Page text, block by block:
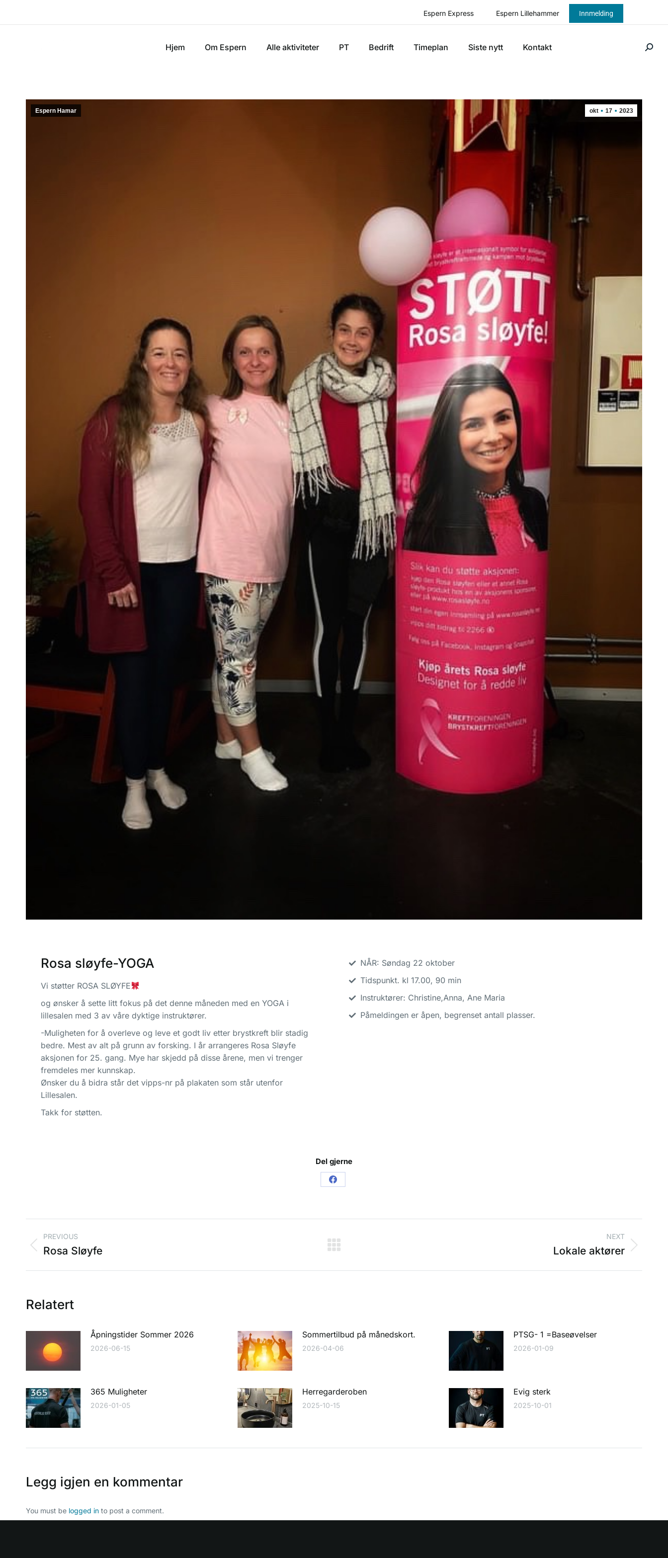
Espern Express Espern Lillehammer Innmelding
Hjem Om Espern Alle aktiviteter PT Bedrift Timeplan Siste nytt Kontakt
okt 17 2023
Espern Hamar
Rosa sløyfe-YOGA
Vi støtter ROSA SLØYFE
og ønsker å sette litt fokus på det denne måneden med en YOGA i
lillesalen med 3 av våre dyktige instruktører.
-Muligheten for å overleve og leve et godt liv etter brystkreft blir stadig
bedre. Mest av alt på grunn av forsking. I år arrangeres Rosa Sløyfe
aksjonen for 25. gang. Mye har skjedd på disse årene, men vi trenger
fremdeles mer kunnskap.
Ønsker du å bidra står det vipps-nr på plakaten som står utenfor
Lillesalen.
Takk for støtten.
NÅR: Søndag 22 oktober
Tidspunkt. kl 17.00, 90 min
Instruktører: Christine,Anna, Ane Maria
Påmeldingen er åpen, begrenset antall plasser.
Del gjerne
PREVIOUS
Rosa Sløyfe
NEXT
Lokale aktører
Relatert
Åpningstider Sommer 2026
2026-06-15
Sommertilbud på månedskort.
2026-04-06
PTSG- 1 =Baseøvelser
2026-01-09
365 Muligheter
2026-01-05
Herregarderoben
2025-10-15
Evig sterk
2025-10-01
Legg igjen en kommentar
You must be logged in to post a comment.